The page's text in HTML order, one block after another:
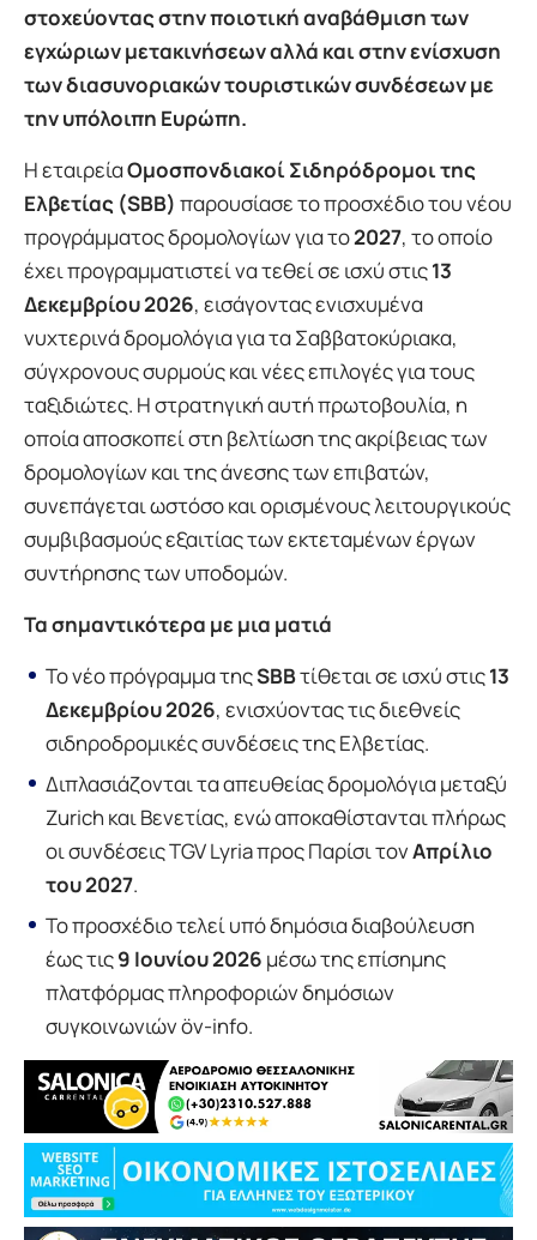
στοχεύοντας στην ποιοτική αναβάθμιση των
εγχώριων μετακινήσεων αλλά και στην ενίσχυση
των διασυνοριακών τουριστικών συνδέσεων με
την υπόλοιπη Ευρώπη.
Η εταιρείαΟμοσπονδιακοί Σιδηρόδρομοι της
Ελβετίας (SBB) παρουσίασε το προσχέδιο του νέου
προγράμματος δρομολογίων για το2027, το οποίο
έχει προγραμματιστεί να τεθεί σε ισχύ στις13
Δεκεμβρίου 2026, εισάγοντας ενισχυμένα
νυχτερινά δρομολόγια για τα Σαββατοκύριακα,
σύγχρονους συρμούς και νέες επιλογές για τους
ταξιδιώτες. Η στρατηγική αυτή πρωτοβουλία, η
οποία αποσκοπεί στη βελτίωση της ακρίβειας των
δρομολογίων και της άνεσης των επιβατών,
συνεπάγεται ωστόσο και ορισμένους λειτουργικούς
συμβιβασμούς εξαιτίας των εκτεταμένων έργων
συντήρησης των υποδομών.
Τα σημαντικότερα με μια ματιά
Το νέο πρόγραμμα τηςSBBτίθεται σε ισχύ στις13
Δεκεμβρίου 2026, ενισχύοντας τις διεθνείς
σιδηροδρομικές συνδέσεις της Ελβετίας.
Διπλασιάζονται τα απευθείας δρομολόγια μεταξύ
Zurich και Βενετίας, ενώ αποκαθίστανται πλήρως
οι συνδέσεις TGV Lyria προς Παρίσι τονΑπρίλιο
του 2027.
Το προσχέδιο τελεί υπό δημόσια διαβούλευση
έως τις9 Ιουνίου 2026 μέσω της επίσημης
πλατφόρμας πληροφοριών δημόσιων
συγκοινωνιών öv-info.